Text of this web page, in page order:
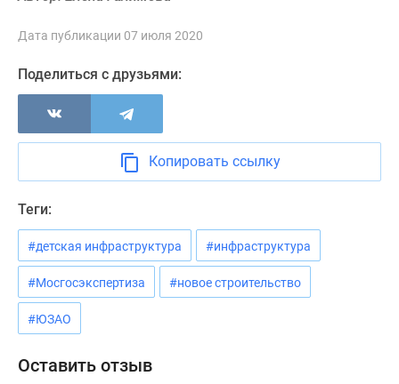
Эксперты
авторы
проекте
Контакты
сайте
Дзен
Машино-
места
Апартаменты
#траншевая
#рассрочка
Дата публикации 07 июля 2020
Поделиться с друзьями:
Копировать ссылку
Теги:
#детская инфраструктура #инфраструктура
#Мосгосэкспертиза #новое строительство
#ЮЗАО
Оставить отзыв